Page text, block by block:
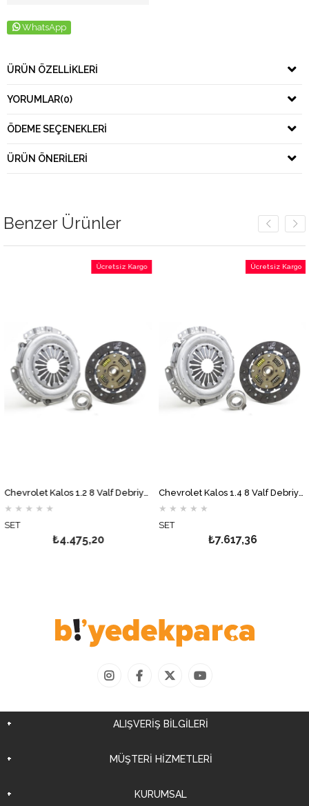
WhatsApp
ÜRÜN ÖZELLIKLERI
YORUMLAR(0)
ÖDEME SEÇENEKLERI
ÜRÜN ÖNERILERI
Benzer Ürünler
Chevrolet Kalos 1.2 8 Valf Debriyaj Seti VALEO
★ ★ ★ ★ ★
SET
₺4.475,20
Ücretsiz Kargo
Chevrolet Kalos 1.4 8 Valf Debriyaj Seti VALEO
★ ★ ★ ★ ★
SET
₺7.617,36
Ücretsiz Kargo
ALIŞVERİŞ BİLGİLERİ
MÜŞTERİ HİZMETLERİ
KURUMSAL